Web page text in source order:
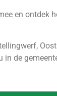
en ontdek
in de